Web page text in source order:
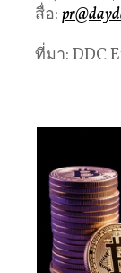
สื่อ:
ที่มา: DDC